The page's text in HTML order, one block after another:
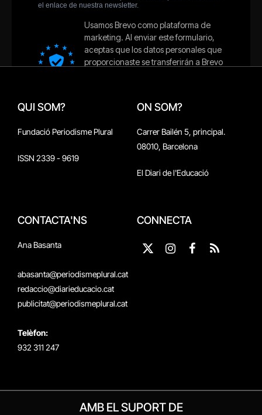
QUI SOM?
Fundació Periodisme Plural
ISSN 2339 - 9619
ON SOM?
Carrer Bailén 5, principal.
08010, Barcelona
El Diari de l'Educació
CONTACTA'NS
Ana Basanta
abasanta@periodismeplural.cat
redaccio@diarieducacio.cat
publicitat@periodismeplural.cat
Telèfon:
932 311 247
CONNECTA
X
Instagram
Facebook
RSS
AMB EL SUPORT DE